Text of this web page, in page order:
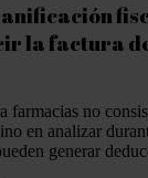
la factura
farmacias no
en analizar
generar